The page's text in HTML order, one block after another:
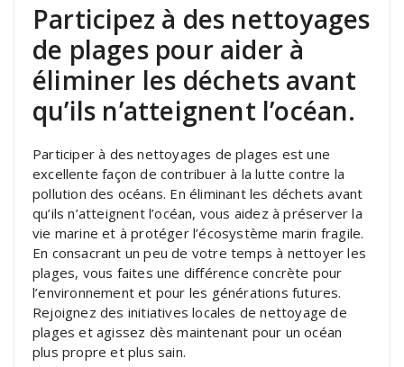
Participez à des nettoyages
de plages pour aider à
éliminer les déchets avant
qu’ils n’atteignent l’océan.
Participer à des nettoyages de plages est une
excellente façon de contribuer à la lutte contre la
pollution des océans. En éliminant les déchets avant
qu’ils n’atteignent l’océan, vous aidez à préserver la
vie marine et à protéger l’écosystème marin fragile.
En consacrant un peu de votre temps à nettoyer les
plages, vous faites une différence concrète pour
l’environnement et pour les générations futures.
Rejoignez des initiatives locales de nettoyage de
plages et agissez dès maintenant pour un océan
plus propre et plus sain.